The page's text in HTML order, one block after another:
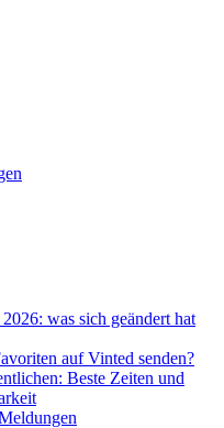
was sich geändert hat
auf Vinted senden?
Beste Zeiten und